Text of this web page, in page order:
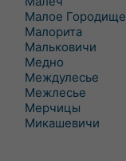
Малое Городище
Малорита
Мальковичи
Медно
Междулесье
Межлесье
Мерчицы
Микашевичи